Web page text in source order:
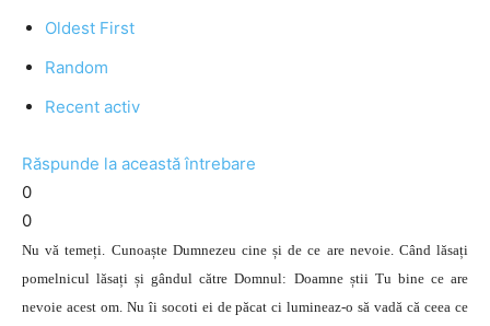
Oldest First
Random
Recent activ
Răspunde la această întrebare
0
0
Nu vă temeți. Cunoaște Dumnezeu cine și de ce are nevoie. Când lăsați
pomelnicul lăsați și gândul către Domnul: Doamne știi Tu bine ce are
nevoie acest om. Nu îi socoti ei de păcat ci lumineaz-o să vadă că ceea ce